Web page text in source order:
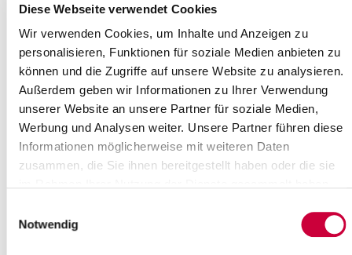
Diese Webseite verwendet Cookies
Wir verwenden Cookies, um Inhalte und Anzeigen zu
personalisieren, Funktionen für soziale Medien anbieten zu
können und die Zugriffe auf unsere Website zu analysieren.
Außerdem geben wir Informationen zu Ihrer Verwendung
unserer Website an unsere Partner für soziale Medien,
Werbung und Analysen weiter. Unsere Partner führen diese
Informationen möglicherweise mit weiteren Daten
zusammen, die Sie ihnen bereitgestellt haben oder die sie
Notwendig
Krisennachsorge.
Grundsätze der schulpsychologischen Beratung
Der schulpsychologische Dienst arbeitet auf der Grundlage eines
landesweitenKonzeptes
. Die Schulpsycholog*innen
unterliegen der Schweigepflicht nach § 203 Strafgesetzbuch und
sind ausschließlich beratend tätig. Die Inanspruchnahme des
schulpsychologischen Dienstes erfolgt auf freiwilliger Basis. Alle
Klient*innen wenden sich direkt an die zuständige